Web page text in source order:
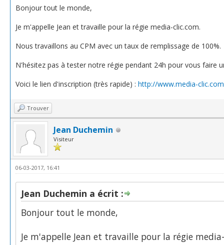
Bonjour tout le monde,
Je m'appelle Jean et travaille pour la régie media-clic.com.
Nous travaillons au CPM avec un taux de remplissage de 100%.
N'hésitez pas à tester notre régie pendant 24h pour vous faire
Voici le lien d'inscription (très rapide) : http://www.media-
Trouver
Jean Duchemin
Visiteur
06-03-2017, 16:41
Jean Duchemin a écrit :
Bonjour tout le monde,
Je m'appelle Jean et travaille pour la régie